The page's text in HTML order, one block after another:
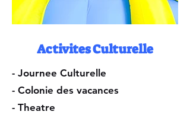
Activites Culturelle
- Journee Culturelle
- Colonie des vacances
- Theatre